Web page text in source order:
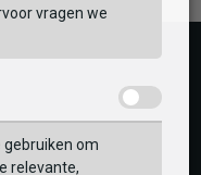
bekijken.
vragen we
gebruiken om
relevante,